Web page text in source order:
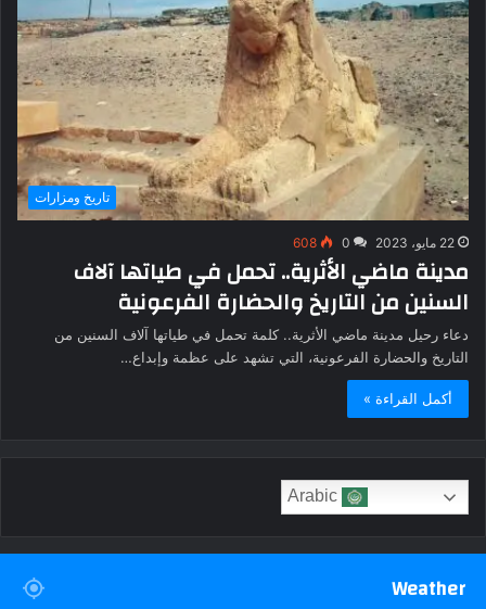
تاريخ ومزارات
22 مايو، 2023 0
608
مدينة ماضي الأثرية.. تحمل في طياتها آلاف
السنين من التاريخ والحضارة الفرعونية
دعاء رحيل مدينة ماضي الأثرية.. كلمة تحمل في طياتها آلاف السنين من
التاريخ والحضارة الفرعونية، التي تشهد على عظمة وإبداع…
أكمل القراءة »
Weather